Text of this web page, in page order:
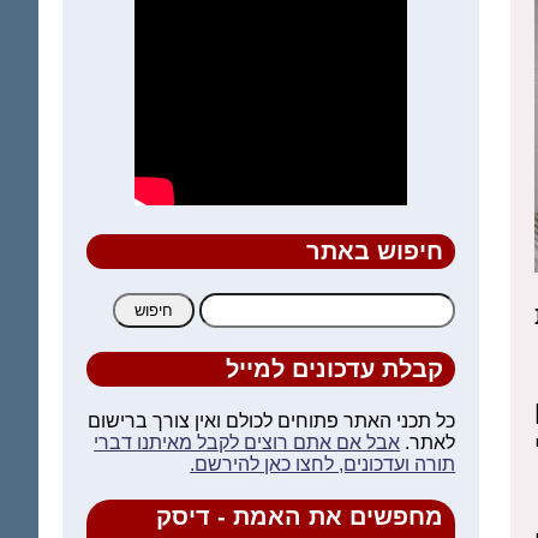
חיפוש באתר
חיפוש:
קבלת עדכונים למייל
כל תכני האתר פתוחים לכולם ואין צורך ברישום
לאתר. אבל אם אתם רוצים לקבל מאיתנו דברי
תורה ועדכונים, לחצו כאן להירשם.
מחפשים את האמת - דיסק